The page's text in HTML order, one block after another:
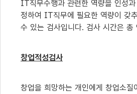
IT직무수행과 관련한 역량을 인성
정하여 IT직무에 필요한 역량이 갖
수 있는 검사입니다. 검사 시간은 총
창업적성검사
창업을 희망하는 개인에게 창업소질